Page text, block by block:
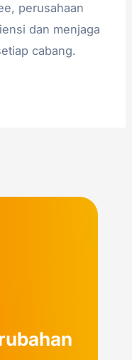
perusahaan
dan menjaga
cabang.